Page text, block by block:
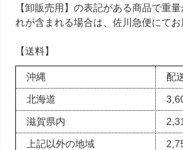
【卸販売用】の表記がある商品で重
れが含まれる場合は、佐川急便にてお
【送料】
沖縄
配
北海道
滋賀県内
上記以外の地域